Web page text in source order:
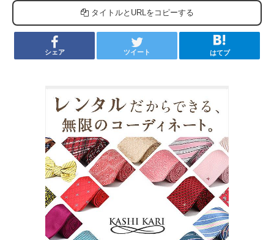
タイトルとURLをコピーする
シェア ツイート はてブ